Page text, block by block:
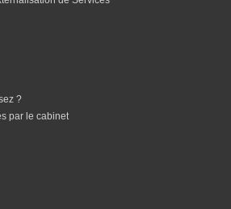
?
par le cabinet